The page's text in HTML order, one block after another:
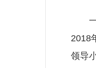
一直
2018
领导